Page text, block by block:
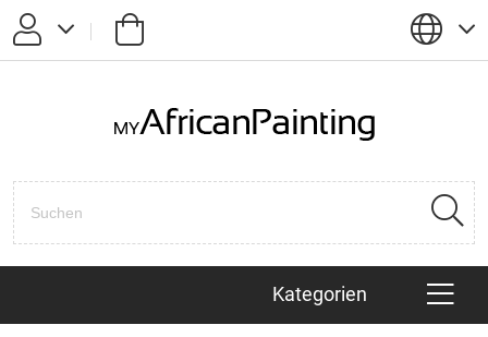
Kategorien